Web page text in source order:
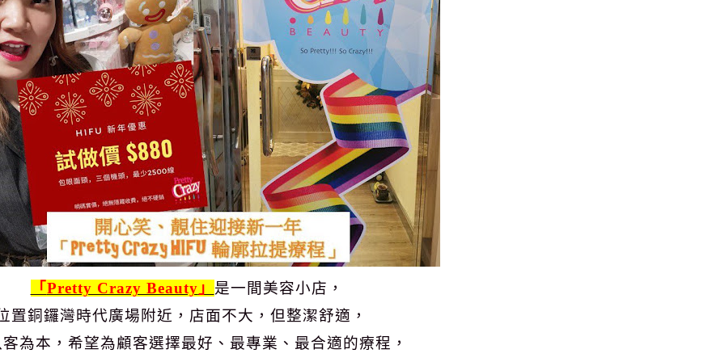
「 Pretty Crazy Beauty 」 是一間美容小店，
置銅鑼灣時代廣場附近，店面不大，但整潔舒適，
為本，希望為顧客選擇最好、最專業、最合適的療程，